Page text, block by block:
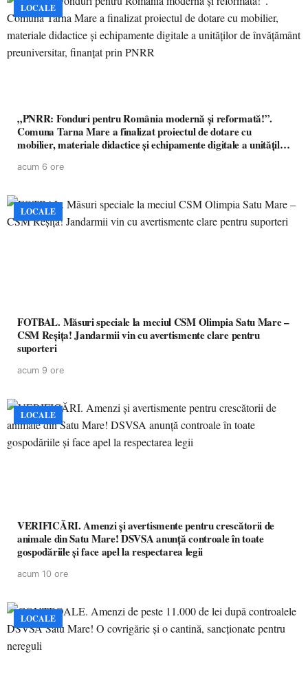
LOCALE
„PNRR: Fonduri pentru România modernă și reformată!”.
Comuna Tarna Mare a finalizat proiectul de dotare cu
mobilier, materiale didactice și echipamente digitale a unităților
acum 6 ore
LOCALE
FOTBAL. Măsuri speciale la meciul CSM Olimpia Satu Mare –
CSM Reșița! Jandarmii vin cu avertismente clare pentru
suporteri
acum 9 ore
LOCALE
VERIFICĂRI. Amenzi și avertismente pentru crescătorii de
animale din Satu Mare! DSVSA anunță controale în toate
gospodăriile și face apel la respectarea legii
acum 10 ore
LOCALE